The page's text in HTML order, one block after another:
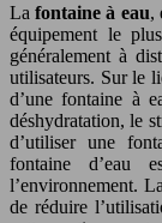
Lafontaine à eau,
équipement le
généralement à
utilisateurs. Sur le
d’une fontaine à
déshydratation, le
d’utiliser une
fontaine d’eau
l’environnement.
de réduire